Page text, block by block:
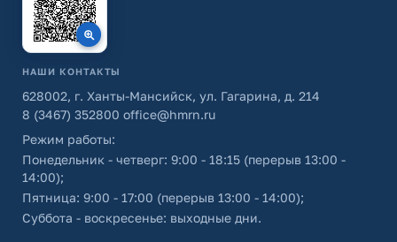
НАШИ КОНТАКТЫ
628002, г. Ханты-Мансийск, ул. Гагарина, д. 214
8 (3467) 352800 office@hmrn.ru
Режим работы:
Понедельник - четверг: 9:00 - 18:15 (перерыв 13:00 -
14:00);
Пятница: 9:00 - 17:00 (перерыв 13:00 - 14:00);
Суббота - воскресенье: выходные дни.